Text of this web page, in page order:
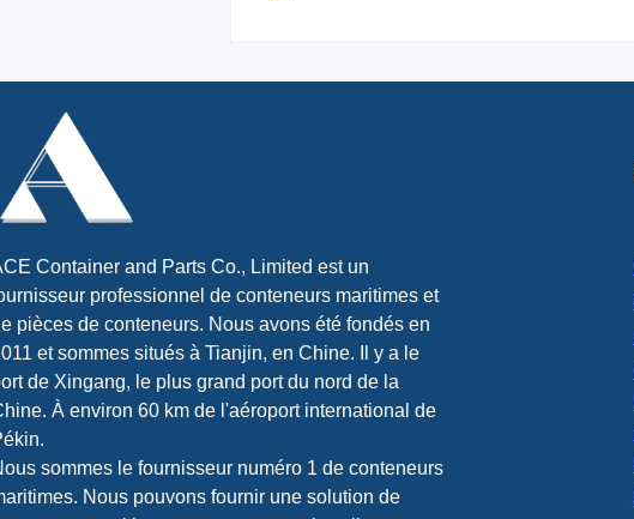
Container and Parts Co., Limited est un
professionnel de conteneurs maritimes et
pièces de conteneurs. Nous avons été fondés en
et sommes situés à Tianjin, en Chine. Il y a le
de Xingang, le plus grand port du nord de la
À environ 60 km de l'aéroport international de
sommes le fournisseur numéro 1 de conteneurs
Nous pouvons fournir une solution de